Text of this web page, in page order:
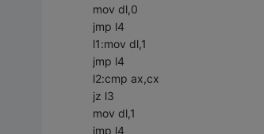
mov dl,0
jmp l4
l1:mov dl,1
jmp l4
l2:cmp ax,cx
jz l3
mov dl,1
jmp l4